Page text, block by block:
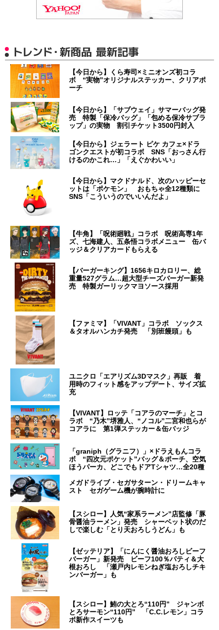
トレンド・新商品 最新記事
【今日から】くら寿司×ミニオンズ初コラ
ボ “実物”オリジナルステッカー、クリアポ
ーチ
【今日から】「サブウェイ」サマーバッグ発
売 特製「保冷バッグ」「包める保冷サブラ
ップ」の実物 割引チケット3500円封入
【今日から】ジェラート ピケ カフェ×ドラ
ゴンクエストが初コラボ SNS「おっさん行
けるのかこれ…」「えぐかわいい」
【今日から】マクドナルド、次のハッピーセ
ットは「ポケモン」 おもちゃ全12種類に
SNS「こういうのでいいんだよ」
【牛角】「呪術廻戦」コラボ 呪術高専1年
ズ、七海建人、五条悟コラボメニュー 缶バ
ッジ＆クリアカードもらえる
【バーガーキング】1656キロカロリー、総
重量527グラム…超大型チーズバーガー新発
売 特製ガーリックマヨソース採用
【ファミマ】「VIVANT」コラボ ソックス
＆タオルハンカチ発売 「別班饅頭」も
ユニクロ「エアリズム3Dマスク」再販 着
用時のフィット感をアップデート、サイズ拡
充
【VIVANT】ロッテ「コアラのマーチ」とコ
ラボ “乃木”堺雅人、“ノコル”二宮和也らが
コアラに 第1弾ステッカー＆缶バッジ
「graniph（グラニフ）」×ドラえもんコラ
ボ “四次元ポケット”バッグ＆ポーチ、空気
ほうパーカ、どこでもドアTシャツ…全20種
メガドライブ・セガサターン・ドリームキャ
スト セガゲーム機が腕時計に
【スシロー】人気“家系ラーメン”店監修「豚
骨醤油ラーメン」発売 シャーベット状のだ
しで楽しむ「とり天おろしうどん」も
【ゼッテリア】「にんにく醤油おろしビーフ
バーガー」新発売 ビーフ100％パティ＆大
根おろし 「瀬戸内レモンねぎ塩おろしチキ
ンバーガー」も
【スシロー】鮪の大とろ“110円” ジャンボ
とろサーモン“110円” 「C.C.レモン」コラ
ボ新作スイーツも